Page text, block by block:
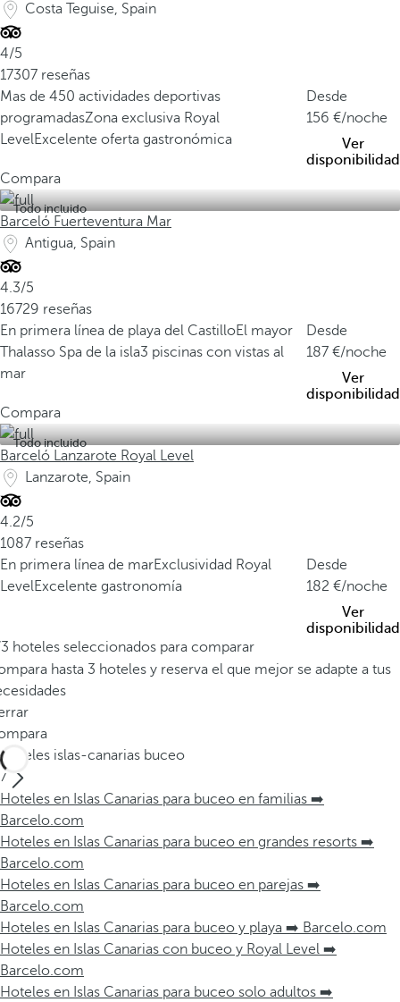
Costa Teguise, Spain
4/5
17307 reseñas
Mas de 450 actividades deportivas
programadasZona exclusiva Royal
LevelExcelente oferta gastronómica
Desde
156
/noche
Ver
disponibilidad
Compara
Todo incluido
Barceló Fuerteventura Mar
Antigua, Spain
4.3/5
16729 reseñas
En primera línea de playa del CastilloEl mayor
Thalasso Spa de la isla3 piscinas con vistas al
mar
Desde
187
/noche
Ver
disponibilidad
Compara
Todo incluido
Barceló Lanzarote Royal Level
Lanzarote, Spain
4.2/5
1087 reseñas
En primera línea de marExclusividad Royal
LevelExcelente gastronomía
Desde
182
/noche
Ver
disponibilidad
hoteles seleccionados para comparar
hasta 3 hoteles y reserva el que mejor se adapte a tus
Hoteles islas-canarias buceo
7
Hoteles en Islas Canarias para buceo en familias ➡️
Barcelo.com
Hoteles en Islas Canarias para buceo en grandes resorts ➡️
Barcelo.com
Hoteles en Islas Canarias para buceo en parejas ➡️
Barcelo.com
Hoteles en Islas Canarias para buceo y playa ➡️ Barcelo.com
Hoteles en Islas Canarias con buceo y Royal Level ➡️
Barcelo.com
Hoteles en Islas Canarias para buceo solo adultos ➡️